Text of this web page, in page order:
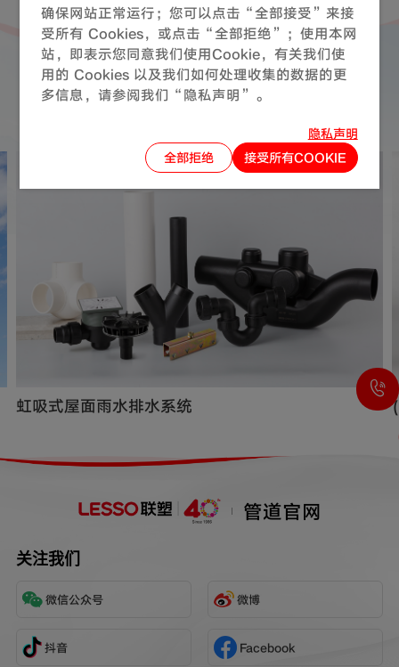
同系列产品推荐
虹吸式屋面雨水排水系统
管道官网
关注我们
微信公众号 微博
抖音 Facebook
确保网站正常运行；您可以点击“全部接受”来接
受所有 Cookies，或点击“全部拒绝”；使用本网
站，即表示您同意我们使用Cookie，有关我们使
用的 Cookies 以及我们如何处理收集的数据的更
多信息，请参阅我们“隐私声明”。
隐私声明
全部拒绝
接受所有COOKIE